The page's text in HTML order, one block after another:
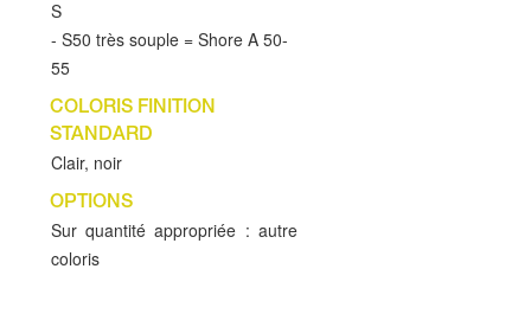
S
- S50 très souple = Shore A 50-
55
COLORIS FINITION
STANDARD
Clair, noir
OPTIONS
Sur quantité appropriée : autre
coloris